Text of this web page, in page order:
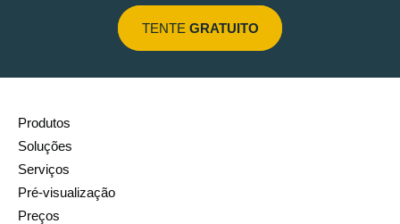
TENTE GRATUITO
Produtos
Soluções
Serviços
Pré-visualização
Preços